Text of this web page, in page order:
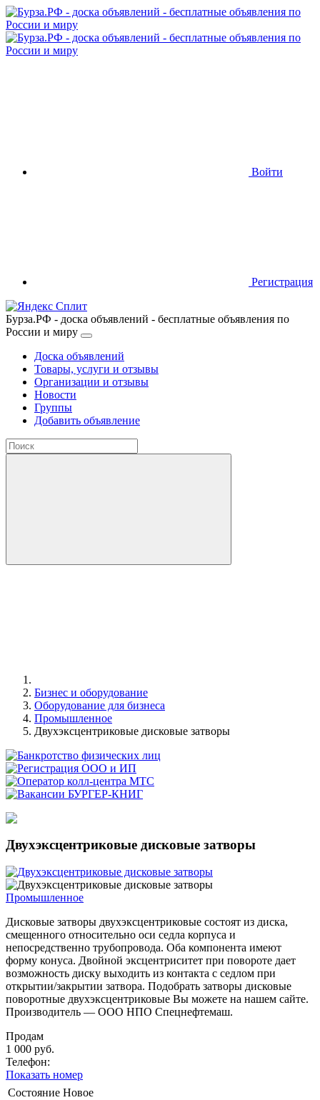
Войти
Регистрация
Бурза.РФ - доска объявлений - бесплатные объявления по
России и миру
Доска объявлений
Товары, услуги и отзывы
Организации и отзывы
Новости
Группы
Добавить объявление
Бизнес и оборудование
Оборудование для бизнеса
Промышленное
Двухэксцентриковые дисковые затворы
Двухэксцентриковые дисковые затворы
Промышленное
Дисковые затворы двухэксцентриковые состоят из диска,
смещенного относительно оси седла корпуса и
непосредственно трубопровода. Оба компонента имеют
форму конуса. Двойной эксцентриситет при повороте дает
возможность диску выходить из контакта с седлом при
открытии/закрытии затвора. Подобрать затворы дисковые
поворотные двухэксцентриковые Вы можете на нашем сайте.
Производитель — ООО НПО Спецнефтемаш.
Продам
1 000 руб.
Телефон:
Показать номер
Состояние Новое